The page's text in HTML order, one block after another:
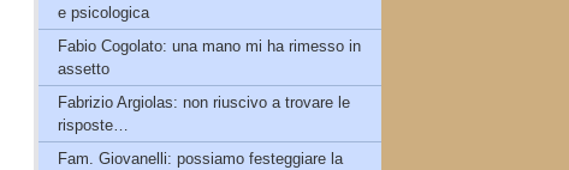
e psicologica
Fabio Cogolato: una mano mi ha rimesso in
assetto
Fabrizio Argiolas: non riuscivo a trovare le
risposte…
Fam. Giovanelli: possiamo festeggiare la